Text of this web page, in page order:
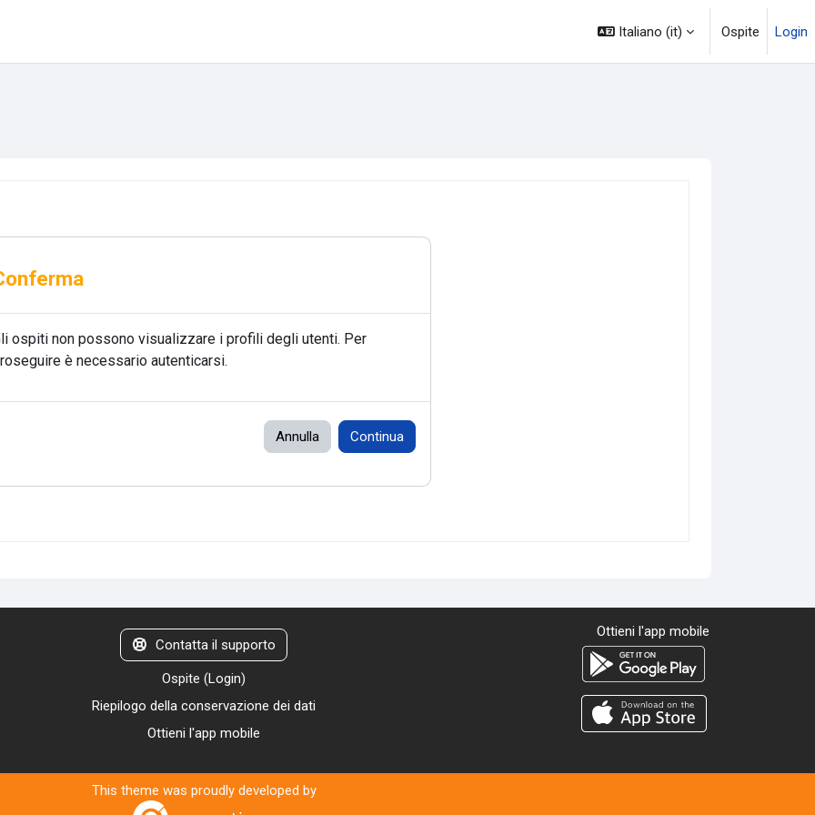
Italiano ‎(it)‎ Ospite Login
ospiti non possono visualizzare i profili degli utenti. Per
è necessario autenticarsi.
Annulla Continua
Contatta il supporto
Ospite (Login)
Riepilogo della conservazione dei dati
Ottieni l'app mobile
Ottieni l'app mobile
This theme was proudly developed by